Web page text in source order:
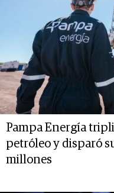
Pampa Energía
petróleo y disparó
millones